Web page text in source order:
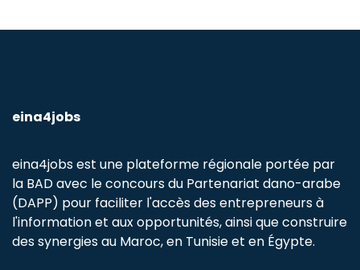
eina4jobs
eina4jobs est une plateforme régionale portée par
la BAD avec le concours du Partenariat dano-arabe
(DAPP) pour faciliter l'accès des entrepreneurs à
l'information et aux opportunités, ainsi que construire
des synergies au Maroc, en Tunisie et en Égypte.